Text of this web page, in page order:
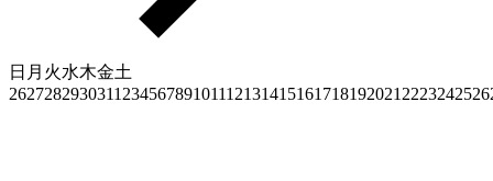
日 月 火水木金土
2627282930311 23456789101112131415161718192021 2223242526